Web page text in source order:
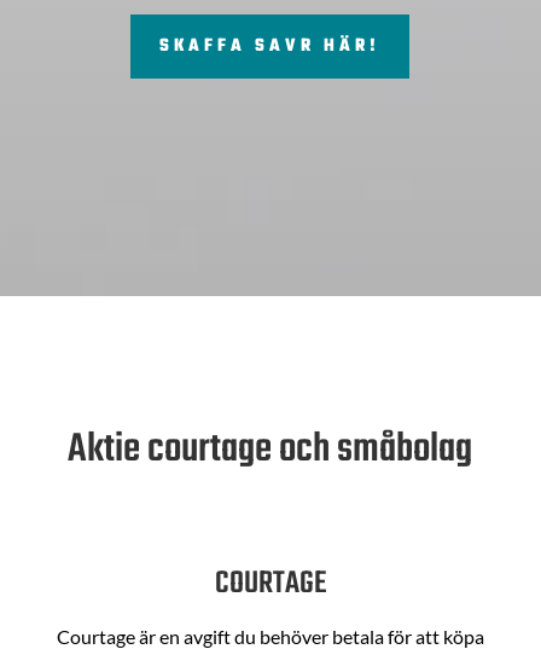
SKAFFA SAVR HÄR!
Aktie courtage och småbolag
COURTAGE
Courtage är en avgift du behöver betala för att köpa